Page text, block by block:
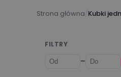
Strona główna Kubki
FILTRY
–